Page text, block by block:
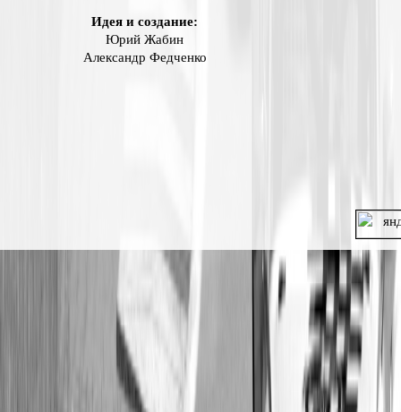
Идея и создание:
Юрий Жабин
Александр Федченко